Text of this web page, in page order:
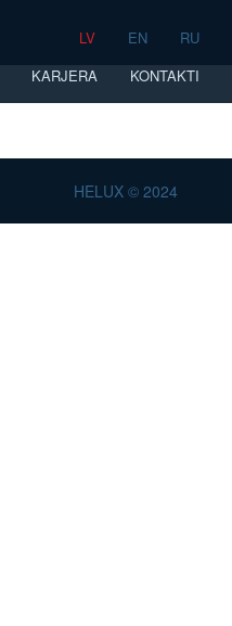
LV EN
RU
KARJERA KONTAKTI
HELUX © 2024